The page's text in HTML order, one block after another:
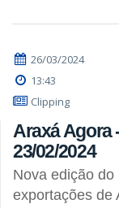
26/03/2024
13:43
Clipping
Araxá Agora
23/02/2024
Nova edição
exportações de